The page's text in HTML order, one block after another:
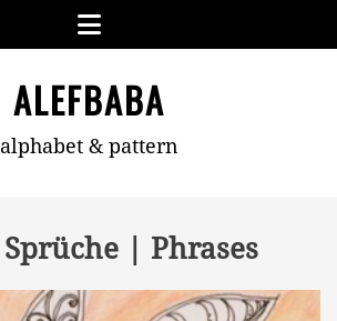
Menu
ALEFBABA
alphabet & pattern
Sprüche | Phrases